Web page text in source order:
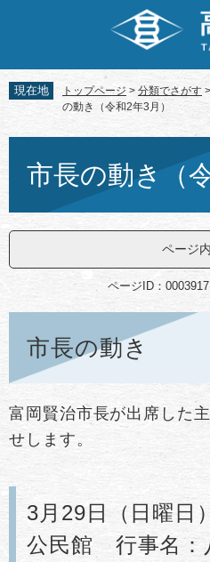
先
頭
す。
を
飛
し
へ
現在地 トップページ > 分類でさがす >
の動き（令和2年3月）
市長の動き（
ページ
ページID：0003917
市長の動き
富岡賢治市長が出席した
せします。
3月29日（日曜
公民館 行事名：